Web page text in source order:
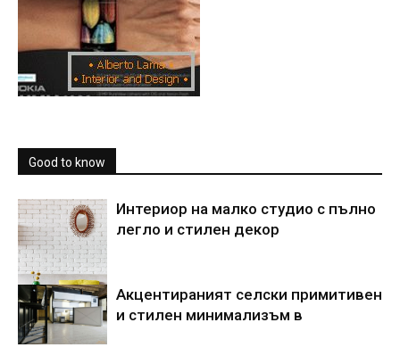
Good to know
Интериор на малко студио с пълно
легло и стилен декор
Акцентираният селски примитивен
и стилен минимализъм в